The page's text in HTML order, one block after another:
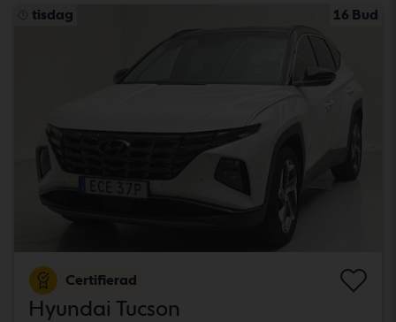
tisdag 16 Bud
Certifierad
Hyundai Tucson